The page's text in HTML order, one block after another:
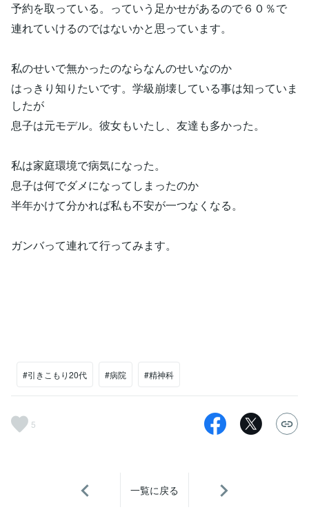
予約を取っている。っていう足かせがあるので６０％で
連れていけるのではないかと思っています。
私のせいで無かったのならなんのせいなのか
はっきり知りたいです。学級崩壊している事は知っていま
したが
息子は元モデル。彼女もいたし、友達も多かった。
私は家庭環境で病気になった。
息子は何でダメになってしまったのか
半年かけて分かれば私も不安が一つなくなる。
ガンバって連れて行ってみます。
#引きこもり20代 #病院 #精神科
5
一覧に戻る